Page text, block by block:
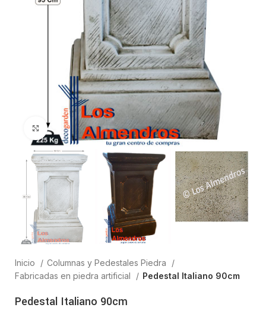
Clic para ampliar
Inicio
Columnas y Pedestales Piedra
Fabricadas en piedra artificial
Pedestal Italiano 90cm
Pedestal Italiano 90cm